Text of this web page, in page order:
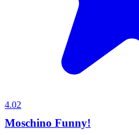
4.02
Moschino Funny!